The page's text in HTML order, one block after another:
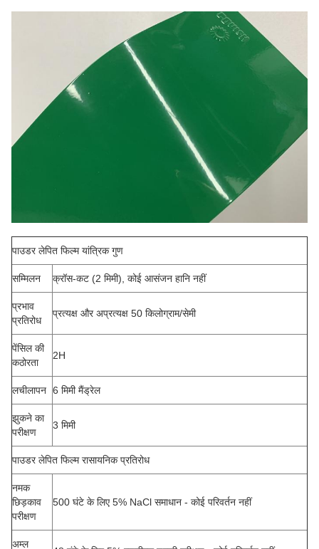
पाउडर लेपित फिल्म यांत्रिक गुण
सम्मिलन क्रॉस-कट (2 मिमी), कोई आसंजन हानि नहीं
प्रभाव
प्रतिरोध
प्रत्यक्ष और अप्रत्यक्ष 50 किलोग्राम/सेमी
पेंसिल की
कठोरता
2H
लचीलापन 6 मिमी मैंड्रेल
झुकने का
परीक्षण
3 मिमी
पाउडर लेपित फिल्म रासायनिक प्रतिरोध
नमक
छिड़काव
परीक्षण
500 घंटे के लिए 5% NaCl समाधान - कोई परिवर्तन नहीं
अम्ल